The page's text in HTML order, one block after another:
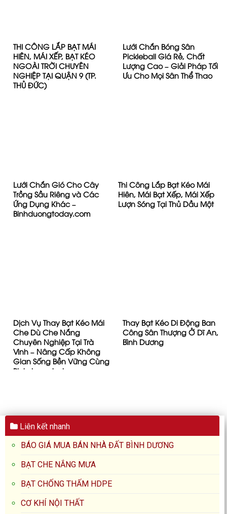
Cung Cấp Bạt Nhựa HDPE
Lót Ao Hồ Nuôi Tôm Cá
Ninh Kiều Cần Thơ
Xưởng May Ép Bạt Mái
Hiên Mái Che Tại Tây Ninh
– Cung Cấp Bạt Mái Xếp
Chất Lượng Cao 2026
Địa Chỉ Bán Bạt Lót Hồ
Chứa Nước Tưới Cây Tại
Gia Lai
Ô Dù Che Nắng Mưa
Quán Cà Phê Cafe tại
Thuận An Bình Dương –
THI CÔNG LẮP BẠT MÁI
HIÊN, MÁI XẾP, BẠT KÉO
NGOÀI TRỜI CHUYÊN
NGHIỆP TẠI QUẬN 9 (TP.
THỦ ĐỨC)
Lưới Chắn Bóng Sân
Pickleball Giá Rẻ, Chất
Lượng Cao – Giải Pháp Tối
Lưới Chắn Gió Cho Cây
Trồng Sầu Riêng và Các
Ứng Dụng Khác –
Binhduongtoday.com